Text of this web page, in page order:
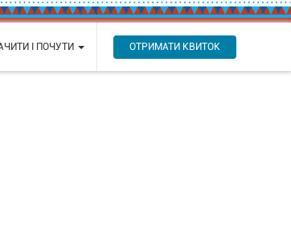
І ПОЧУТИ ОТРИМАТИ КВИТОК